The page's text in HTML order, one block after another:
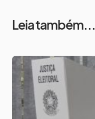
Leia também...